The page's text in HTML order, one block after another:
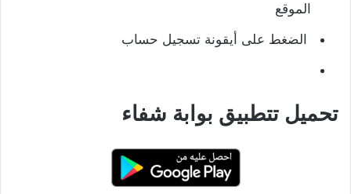
الموقع
الضغط على أيقونة تسجيل حساب
تحميل تتطبيق بوابة شفاء